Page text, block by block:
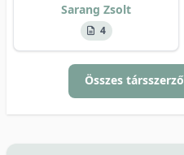
Sarang Zsolt
4
Összes társszerző